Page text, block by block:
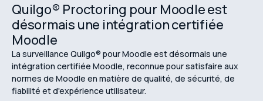
Quilgo® Proctoring pour Moodle est
désormais une intégration certifiée
Moodle
La surveillance Quilgo® pour Moodle est désormais une
intégration certifiée Moodle, reconnue pour satisfaire aux
normes de Moodle en matière de qualité, de sécurité, de
fiabilité et d'expérience utilisateur.